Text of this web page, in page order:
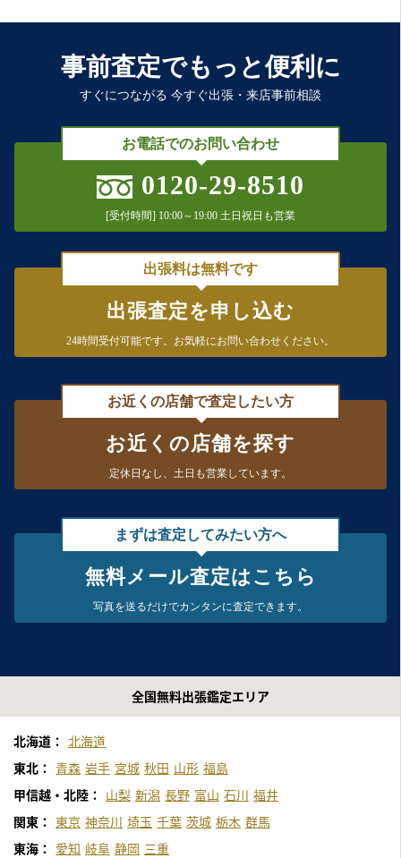
事前査定でもっと便利に
すぐにつながる 今すぐ出張・来店事前相談
お電話でのお問い合わせ
0120-29-8510
[受付時間] 10:00～19:00 土日祝日も営業
出張料は無料です
出張査定を申し込む
24時間受付可能です。 お気軽にお問い合わせください。
お近くの店舗で査定したい方
お近くの店舗を探す
定休日なし、 土日も営業しています。
まずは査定してみたい方へ
無料メール査定はこちら
写真を送るだけでカンタンに査定できます。
全国無料出張鑑定エリア
北海道： 北海道
東北： 青森 岩手 宮城 秋田 山形 福島
甲信越・北陸：
山梨 新潟 長野 富山 石川 福井
関東：
東京 神奈川 埼玉 千葉 茨城 栃木 群馬
東海：
愛知 岐阜 静岡 三重